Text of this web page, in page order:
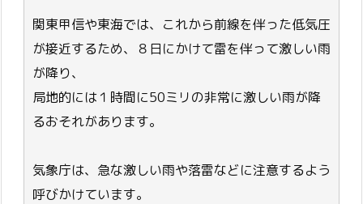
関東甲信や東海では、これから前線を伴った低気圧
が接近するため、８日にかけて雷を伴って激しい雨
が降り、
局地的には１時間に50ミリの非常に激しい雨が降
るおそれがあります。
気象庁は、急な激しい雨や落雷などに注意するよう
呼びかけています。